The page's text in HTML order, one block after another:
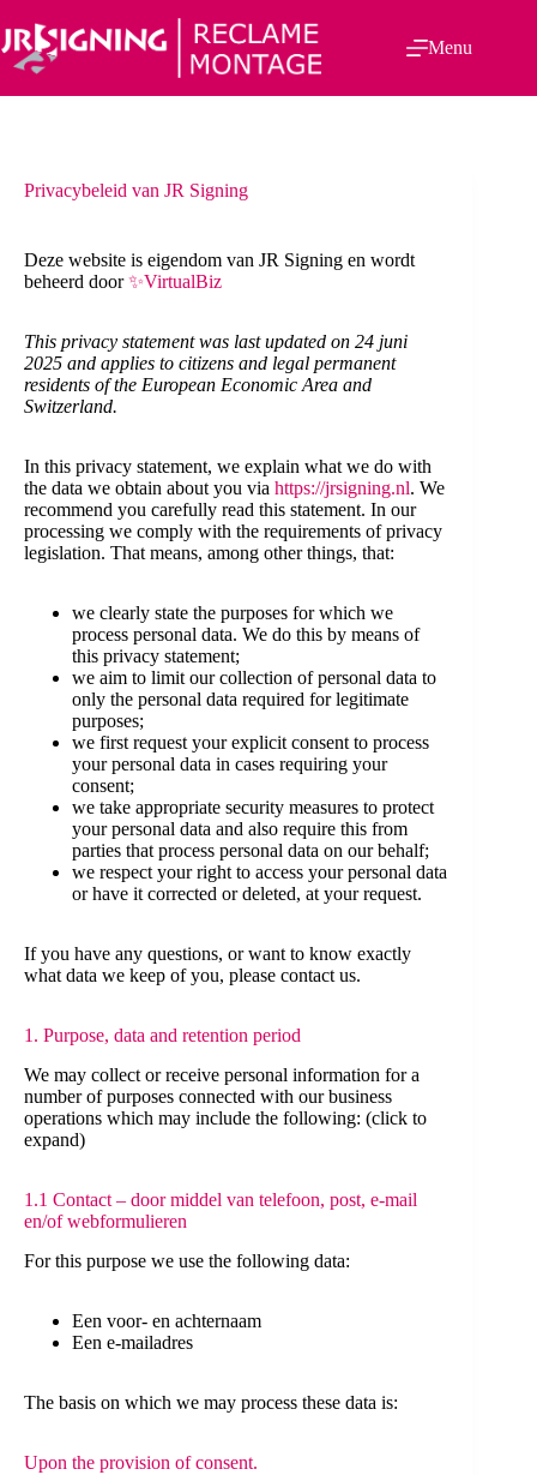
naar
de
inhoud
Menu
Privacybeleid van JR Signing
Deze website is eigendom van JR Signing en wordt
beheerd door✨VirtualBiz
This privacy statement was last updated on 24 juni
2025 and applies to citizens and legal permanent
residents of the European Economic Area and
Switzerland.
In this privacy statement, we explain what we do with
the data we obtain about you via https://jrsigning.nl. We
recommend you carefully read this statement. In our
processing we comply with the requirements of privacy
legislation. That means, among other things, that:
we clearly state the purposes for which we
process personal data. We do this by means of
this privacy statement;
we aim to limit our collection of personal data to
only the personal data required for legitimate
purposes;
we first request your explicit consent to process
your personal data in cases requiring your
consent;
we take appropriate security measures to protect
your personal data and also require this from
parties that process personal data on our behalf;
we respect your right to access your personal data
or have it corrected or deleted, at your request.
If you have any questions, or want to know exactly
what data we keep of you, please contact us.
1. Purpose, data and retention period
We may collect or receive personal information for a
number of purposes connected with our business
operations which may include the following: (click to
expand)
1.1 Contact – door middel van telefoon, post, e-mail
en/of webformulieren
For this purpose we use the following data:
Een voor- en achternaam
Een e-mailadres
The basis on which we may process these data is:
Upon the provision of consent.